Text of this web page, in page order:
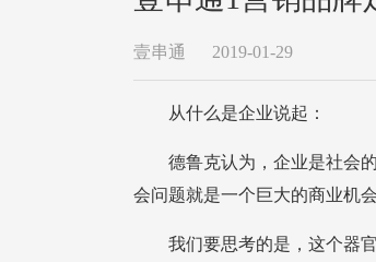
壹串通 2019-01-29
从什么是企业说起：
会问题就是一个巨大的商业机会
我们要思考的是，这个器官